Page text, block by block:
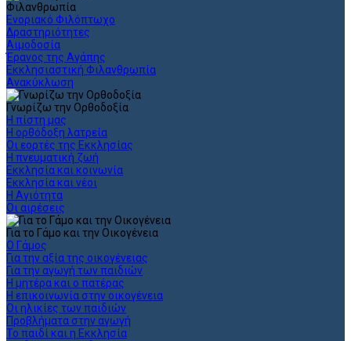
Φιλανθρωπία
Ενοριακό Φιλόπτωχο
Δραστηριότητες
Αιμοδοσία
Έρανος της Αγάπης
Εκκλησιαστική Φιλανθρωπία
Ανακύκλωση
Γνωρίζω την Ορθοδοξία
Η πίστη μας
Η ορθόδοξη λατρεία
Οι εορτές της Εκκλησίας
Η πνευματική ζωή
Εκκλησία και κοινωνία
Εκκλησία και νέοι
Η Αγιότητα
Οι αιρέσεις
Για το Γάμο και την Οικογένεια
Ο Γάμος
Για την αξία της οικογένειας
Για την αγωγή των παιδιών
Η μητέρα και ο πατέρας
Η επικοινωνία στην οικογένεια
Οι ηλικίες των παιδιών
Προβλήματα στην αγωγή
Το παιδί και η Εκκλησία